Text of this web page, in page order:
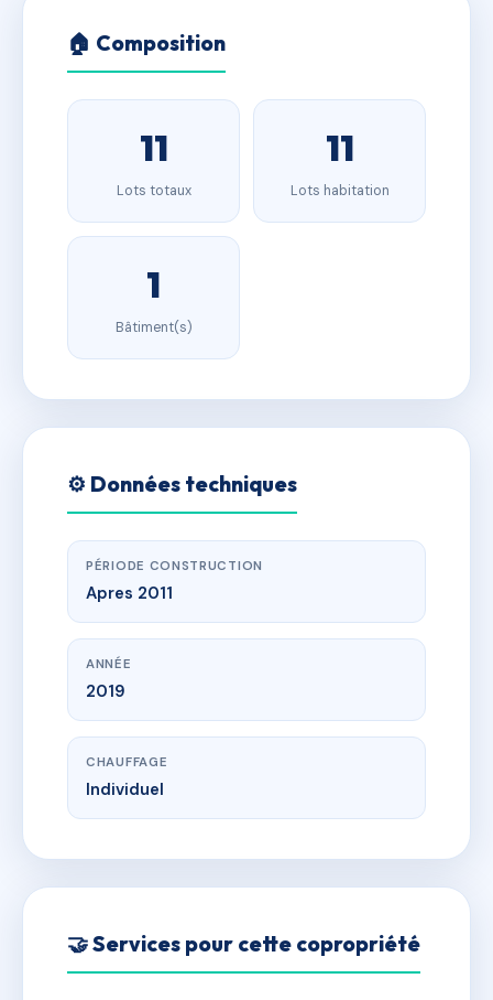
🏠 Composition
11
Lots totaux
11
Lots habitation
1
Bâtiment(s)
⚙️ Données techniques
PÉRIODE CONSTRUCTION
Apres 2011
ANNÉE
2019
CHAUFFAGE
Individuel
🤝 Services pour cette copropriété